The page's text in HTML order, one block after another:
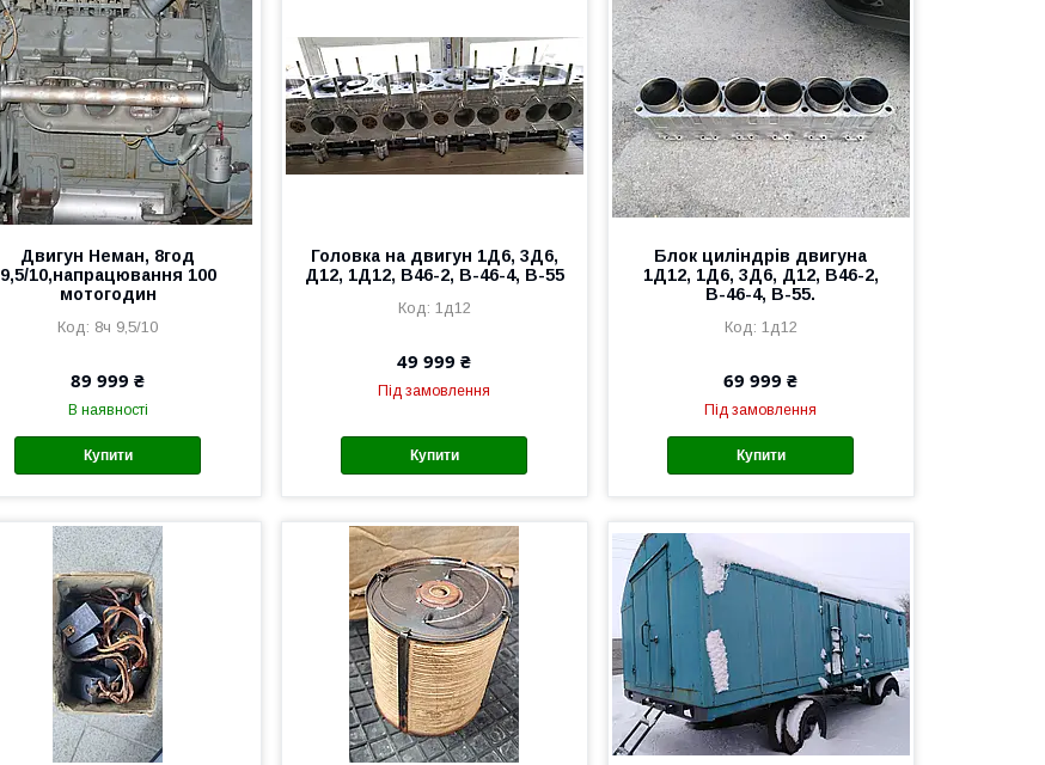
Двигун Неман, 8год
9,5/10,напрацювання 100
мотогодин
8ч 9,5/10
89 999 ₴
В наявності
Купити
Головка на двигун 1Д6, 3Д6,
Д12, 1Д12, В46-2, В-46-4, В-55
1д12
49 999 ₴
Під замовлення
Купити
Блок циліндрів двигуна
1Д12, 1Д6, 3Д6, Д12, В46-2,
В-46-4, В-55.
1д12
69 999 ₴
Під замовлення
Купити